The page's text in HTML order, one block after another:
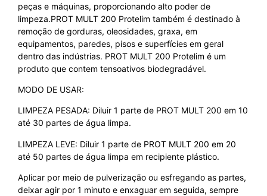
peças e máquinas, proporcionando alto poder de
limpeza.PROT MULT 200 Protelim também é destinado à
remoção de gorduras, oleosidades, graxa, em
equipamentos, paredes, pisos e superfícies em geral
dentro das indústrias. PROT MULT 200 Protelim é um
produto que contem tensoativos biodegradável.
MODO DE USAR:
LIMPEZA PESADA: Diluir 1 parte de PROT MULT 200 em 10
até 30 partes de água limpa.
LIMPEZA LEVE: Diluir 1 parte de PROT MULT 200 em 20
até 50 partes de água limpa em recipiente plástico.
Aplicar por meio de pulverização ou esfregando as partes,
deixar agir por 1 minuto e enxaguar em seguida, sempre